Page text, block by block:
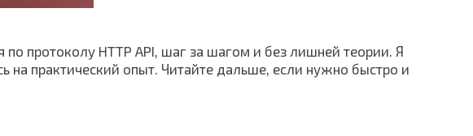
по протоколу HTTP API, шаг за шагом и без лишней теории. Я
на практический опыт. Читайте дальше, если нужно быстро и